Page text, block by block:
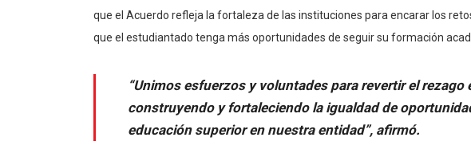
que el Acuerdo refleja la fortaleza de las instituciones para encarar los
que el estudiantado tenga más oportunidades de seguir su formación
“Unimos esfuerzos y voluntades para revertir el rezago
construyendo y fortaleciendo la igualdad de
educación superior en nuestra entidad”, afirmó.